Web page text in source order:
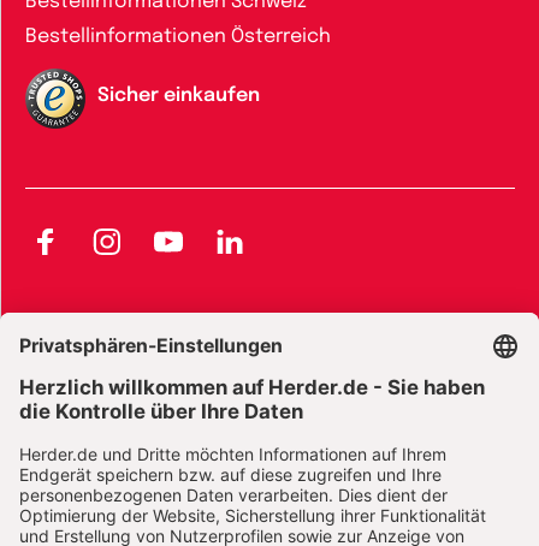
Bestellinformationen Österreich
Sicher einkaufen
FacebookInstagramYouTubeLinkedIn
Widerrufsbelehrung E-Books
Widerrufsbelehrung Zeitschriften Datenschutz
Datenschutz Social Media Barrierefreiheit
Vertrag widerrufen